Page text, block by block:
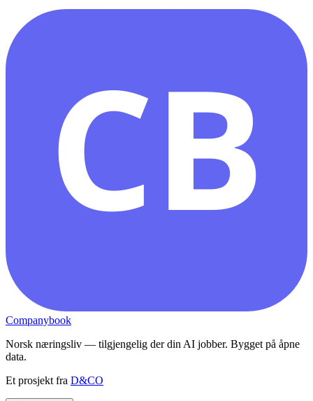
CB
Companybook
Norsk næringsliv — tilgjengelig der din AI jobber. Bygget på åpne
data.
Et prosjekt fra D&CO